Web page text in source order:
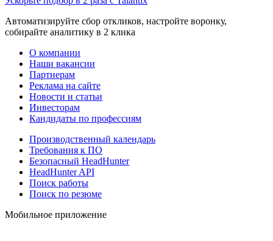
Автоматизируйте сбор откликов, настройте воронку,
собирайте аналитику в 2 клика
О компании
Наши вакансии
Партнерам
Реклама на сайте
Новости и статьи
Инвесторам
Кандидаты по профессиям
Производственный календарь
Требования к ПО
Безопасный HeadHunter
HeadHunter API
Поиск работы
Поиск по резюме
Мобильное приложение